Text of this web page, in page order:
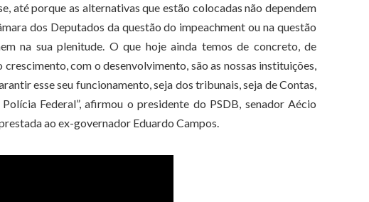
até porque as alternativas que estão colocadas não dependem
dos Deputados da questão do impeachment ou na questão
na sua plenitude. O que hoje ainda temos de concreto, de
com o desenvolvimento, são as nossas instituições,
esse seu funcionamento, seja dos tribunais, seja de Contas,
Federal”, afirmou o presidente do PSDB, senador Aécio
ao ex-governador Eduardo Campos.